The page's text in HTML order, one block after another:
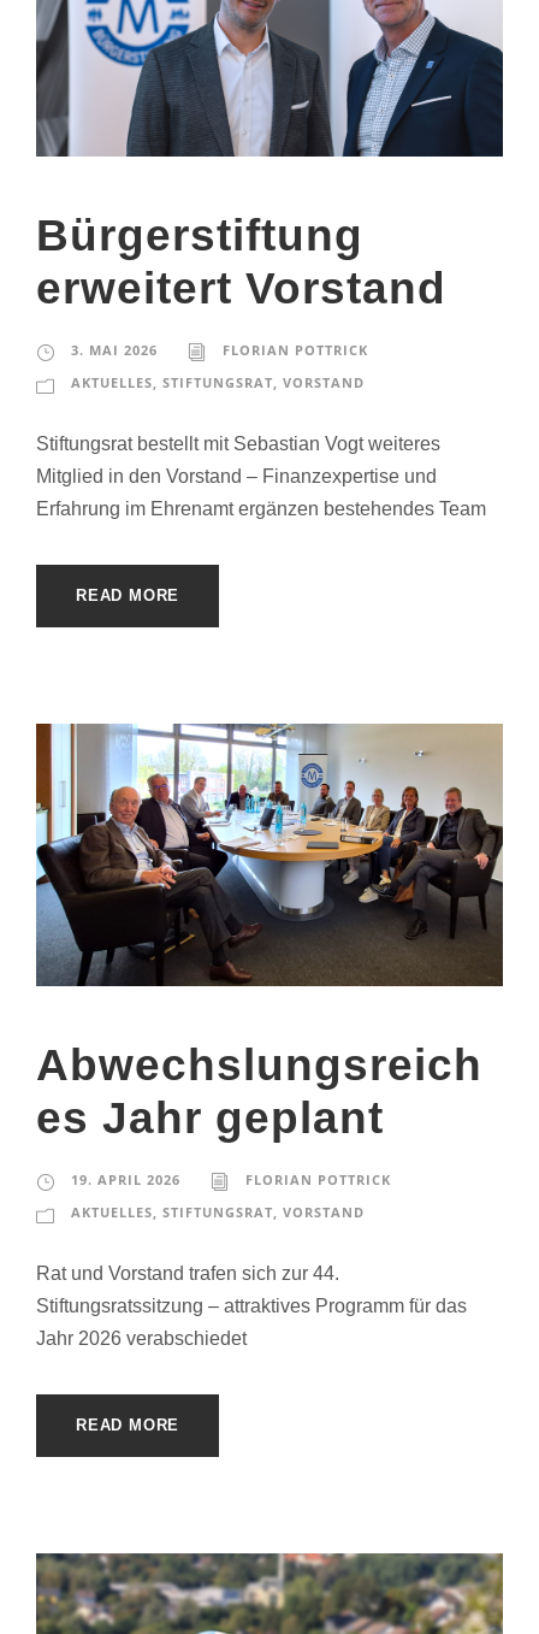
Bürgerstiftung
erweitert Vorstand
3. MAI 2026
FLORIAN POTTRICK
AKTUELLES, STIFTUNGSRAT, VORSTAND
Stiftungsrat bestellt mit Sebastian Vogt weiteres
Mitglied in den Vorstand – Finanzexpertise und
Erfahrung im Ehrenamt ergänzen bestehendes Team
READ MORE
Abwechslungsreich
es Jahr geplant
19. APRIL 2026
FLORIAN POTTRICK
AKTUELLES, STIFTUNGSRAT, VORSTAND
Rat und Vorstand trafen sich zur 44.
Stiftungsratssitzung – attraktives Programm für das
Jahr 2026 verabschiedet
READ MORE